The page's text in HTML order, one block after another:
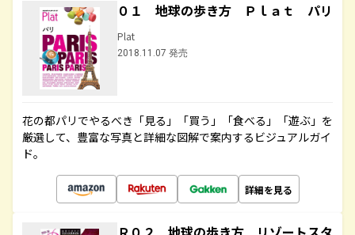
０１ 地球の歩き方 Ｐｌａｔ パリ
Plat
2018.11.07 発売
花の都パリでやるべき「見る」「買う」「食べる」「遊ぶ」を
厳選して、豊富な写真と詳細な図解で案内するビジュアルガイ
ド。
詳細を見る